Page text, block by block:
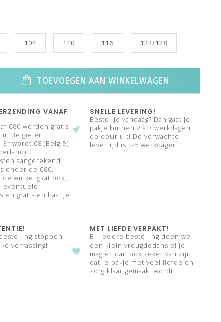
104 110 116 122/128
TOEVOEGEN AAN WINKELWAGEN
VANAF
€80 worden gratis
België en
wordt €8 (België)
aangerekend
onder de €80.
winkel gaat ook,
eventuele
gratis en haal je
SNELLE LEVERING!
Bestel je vandaag? Dan gaat je
pakje binnen 2 à 3 werkdagen
de deur uit! De verwachte
levertijd is 2-5 werkdagen.
stoppen
verrassing!
MET LIEFDE VERPAKT!
Bij iedere bestelling doen we
een klein vreugdedansje! Je
mag er dan ook zeker van zijn
dat je pakje met veel liefde en
zorg klaar gemaakt wordt!